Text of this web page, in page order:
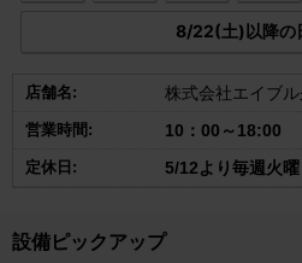
8/22(土)以降の
店舗名: 株式会社エイブ
営業時間: 10：00～18:00
定休日: 5/12より毎週火曜
設備ピックアップ